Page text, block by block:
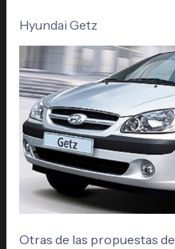
Hyundai Getz
Otras de las propuestas de